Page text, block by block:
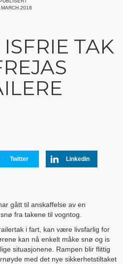
TAK
Twitter Linkedin
gått til anskaffelse av en
fra takene til vogntog.
i fart, kan være livsfarlig for
kan nå enkelt måke snø og is
situasjonene. Rampen blir flittig
med det nye sikkerhetstiltaket